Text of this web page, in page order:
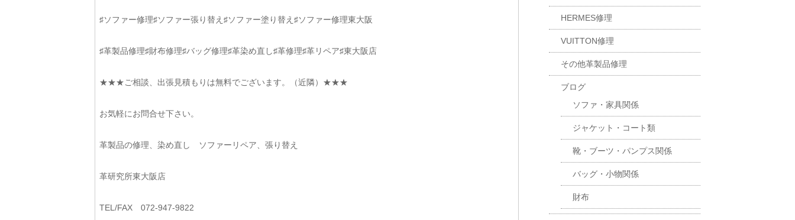
♯ソファー修理♯ソファー張り替え♯ソファー塗り替え♯ソファー修理東大阪
♯革製品修理♯財布修理♯バッグ修理♯革染め直し♯革修理♯革リペア♯東大阪店
★★★ご相談、出張見積もりは無料でございます。（近隣）★★★
お気軽にお問合せ下さい。
革製品の修理、染め直し ソファーリペア、張り替え
革研究所東大阪店
TEL/FAX 072-947-9822
HERMES修理
VUITTON修理
その他革製品修理
ブログ
ソファ・家具関係
ジャケット・コート類
靴・ブーツ・パンプス関係
バッグ・小物関係
財布